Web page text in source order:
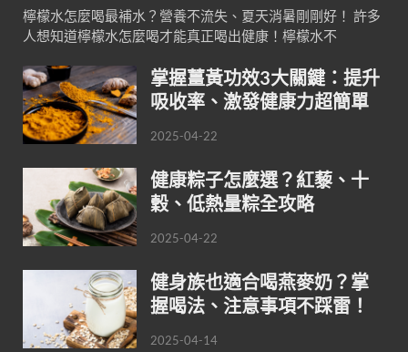
檸檬水怎麼喝最補水？營養不流失、夏天消暑剛剛好！ 許多
人想知道檸檬水怎麼喝才能真正喝出健康！檸檬水不
掌握薑黃功效3大關鍵：提升
吸收率、激發健康力超簡單
2025-04-22
健康粽子怎麼選？紅藜、十
穀、低熱量粽全攻略
2025-04-22
健身族也適合喝燕麥奶？掌
握喝法、注意事項不踩雷！
2025-04-14